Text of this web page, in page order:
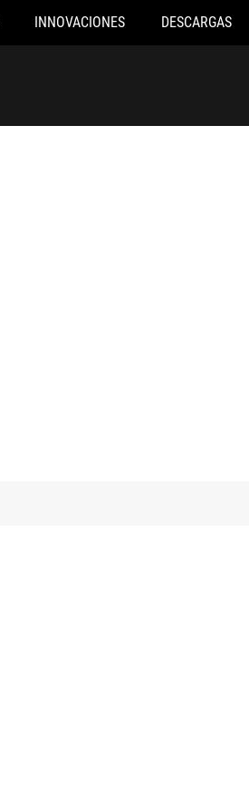
INNOVACIONES DESCARGAS
ROG STRIX B450-F GAMING II